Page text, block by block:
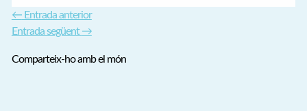
←Entrada anterior
Entrada següent→
Comparteix-ho amb el món